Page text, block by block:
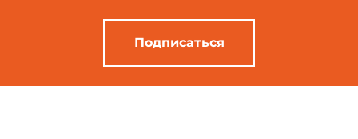
Подписаться